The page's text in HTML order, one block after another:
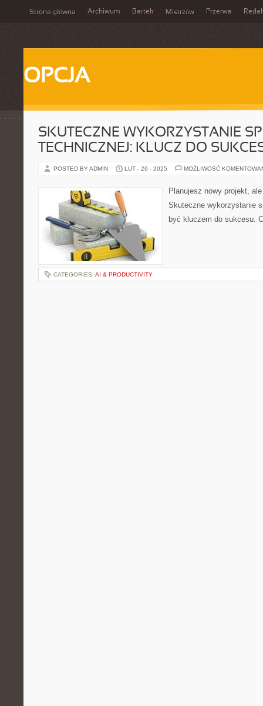
Strona główna Archiwum Bartek Mistrzów Przerwa
OPCJA
SKUTECZNE WYKORZYSTANIE
TECHNICZNEJ: KLUCZ DO
POSTED BY ADMIN LUT - 26 - 2025 MOŻLIWOŚĆ
Planujesz nowy projekt,
Skuteczne wykorzystanie
być kluczem do sukcesu.
CATEGORIES: AI & PRODUCTIVITY